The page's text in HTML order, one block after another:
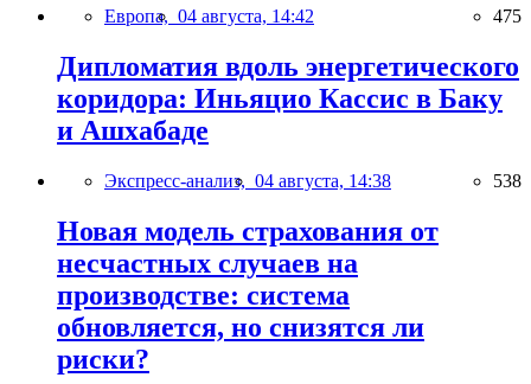
Европа, 04 августа, 14:42 475
Дипломатия вдоль энергетического
коридора: Иньяцио Кассис в Баку
и Ашхабаде
Экспресс-анализ, 04 августа, 14:38 538
Новая модель страхования от
несчастных случаев на
производстве: система
обновляется, но снизятся ли
риски?